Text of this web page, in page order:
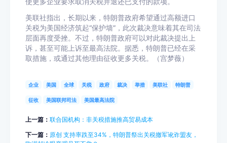
美联社指出，长期以来，特朗普政府希望通过高额进口
关税为美国经济筑起“保护墙”，此次裁决意味着其在司法
层面再度受挫。不过，特朗普政府可以对此裁决提出上
诉，甚至可能上诉至最高法院。据悉，特朗普已经在采
取措施，或通过其他理由征收更多关税。（宫梦薇）
企业 美国 全球 关税 政府 裁决 举措 美联社 特朗普
征收 美国联邦司法 美国最高法院
上一篇： 联合国机构：非关税措施推高贸易成本
下一篇： 原创 支持率跌至34%，特朗普祭出关税撤军讹诈盟友，